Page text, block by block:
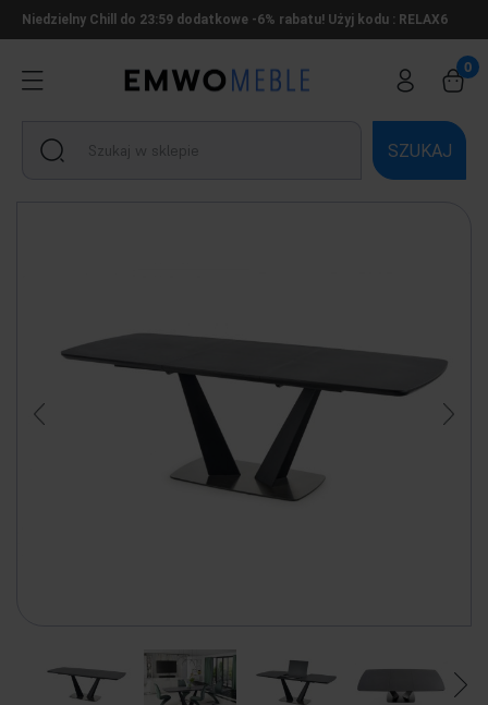
Niedzielny Chill do 23:59 dodatkowe -6% rabatu! Użyj kodu : RELAX6
SZUKAJ